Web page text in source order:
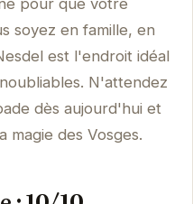
soyez en famille, en
est l'endroit idéal
N'attendez
dès aujourd'hui et
magie des Vosges.